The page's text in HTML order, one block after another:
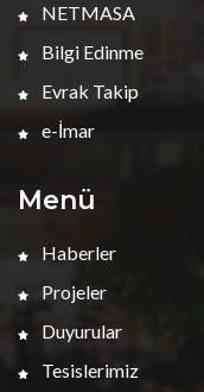
NETMASA
Bilgi Edinme
Evrak Takip
e-İmar
Menü
Haberler
Projeler
Duyurular
Tesislerimiz